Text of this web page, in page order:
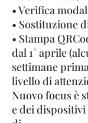
• Verifica
• Sostituzione
• Stampa
dal 1° aprile
settimane
livello di
Nuovo focus è
e dei